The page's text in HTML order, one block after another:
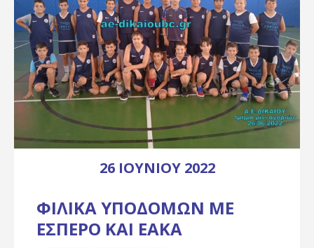
26 ΙΟΥΝΊΟΥ 2022
ΦΙΛΙΚΆ ΥΠΟΔΟΜΏΝ ΜΕ
ΈΣΠΕΡΟ ΚΑΙ ΕΑΚΑ